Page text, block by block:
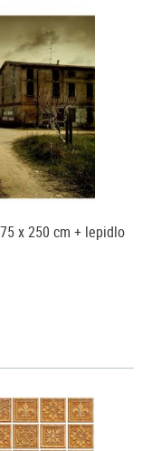
x 250 cm + lepidlo